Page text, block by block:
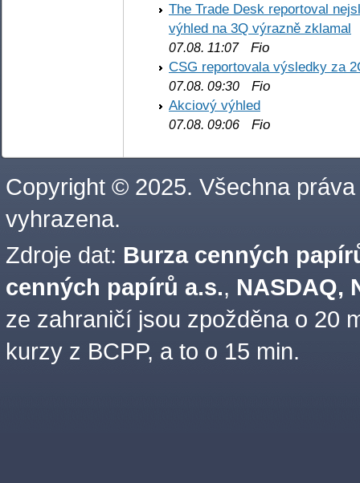
The Trade Desk reportoval
výhled na 3Q výrazně zklamal
07.08. 11:07Fio
CSG reportovala výsledky za
07.08. 09:30 Fio
Akciový výhled
07.08. 09:06 Fio
Copyright © 2025. Všechna práva
vyhrazena.
Zdroje dat: Burza cenných
cenných papírů a.s., NASDAQ,
ze zahraničí jsou zpožděna o 20
kurzy z BCPP, a to o 15 min.